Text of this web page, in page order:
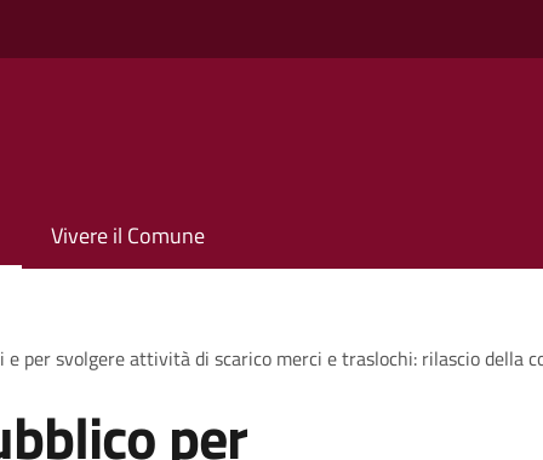
Vivere il Comune
per svolgere attività di scarico merci e traslochi: rilascio della
per